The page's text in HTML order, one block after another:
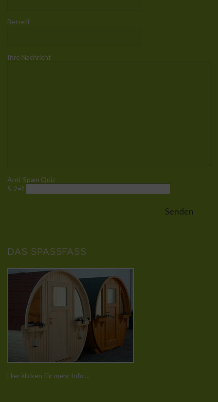
Betreff
Ihre Nachricht
Anti-Spam Quiz
5-2=?
DAS SPASSFASS
Hier klicken für mehr Info ...